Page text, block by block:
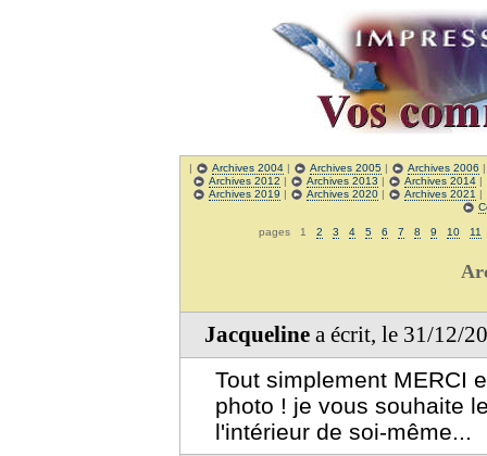
| Archives 2004 | Archives 2005 | Archives 2006
Archives 2012 | Archives 2013 | Archives 2014|
Archives 2019 | Archives 2020| Archives 2021 |
pages 1 2 3 4 5 6 7 8 9 10 11
Jacqueline a écrit, le 31/12/
Tout simplement MERCI
photo ! je vous souhaite
l'intérieur de soi-même...